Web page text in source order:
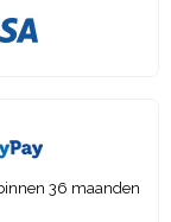
36 maanden